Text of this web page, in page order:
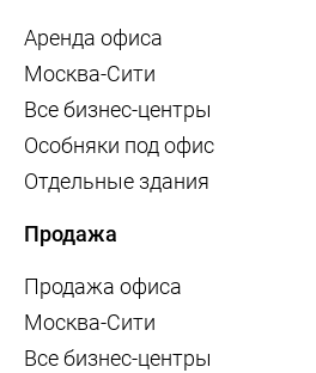
Аренда офиса
Москва-Сити
Все бизнес-центры
Особняки под офис
Отдельные здания
Продажа
Продажа офиса
Москва-Сити
Все бизнес-центры